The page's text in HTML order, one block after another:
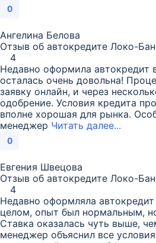
0
Ангелина Белова
Отзыв об автокредите Локо-
4
Недавно оформила автокредит
осталась очень довольна!
заявку онлайн, и через
одобрение. Условия кредита
вполне хорошая для рынка.
менеджер Читать далее...
0
Евгения Швецова
Отзыв об автокредите Локо-
4
Недавно оформляла
целом, опыт был нормальным,
Ставка оказалась чуть выше,
менеджер объяснил все